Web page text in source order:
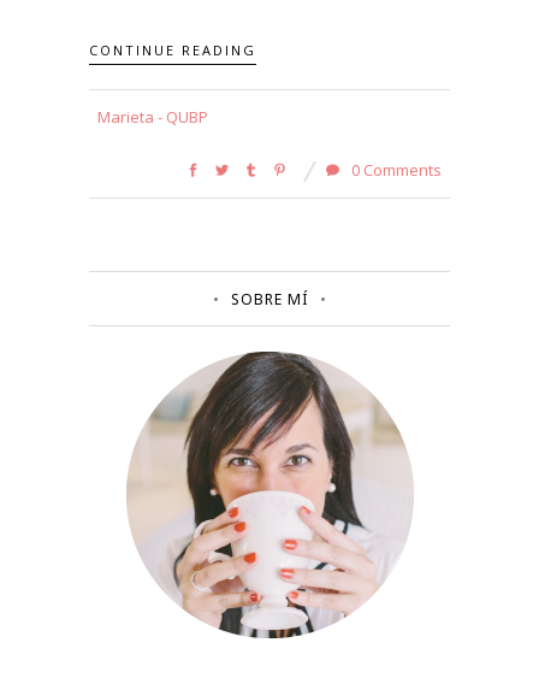
CONTINUE READING
Marieta - QUBP
0 Comments
SOBRE MÍ